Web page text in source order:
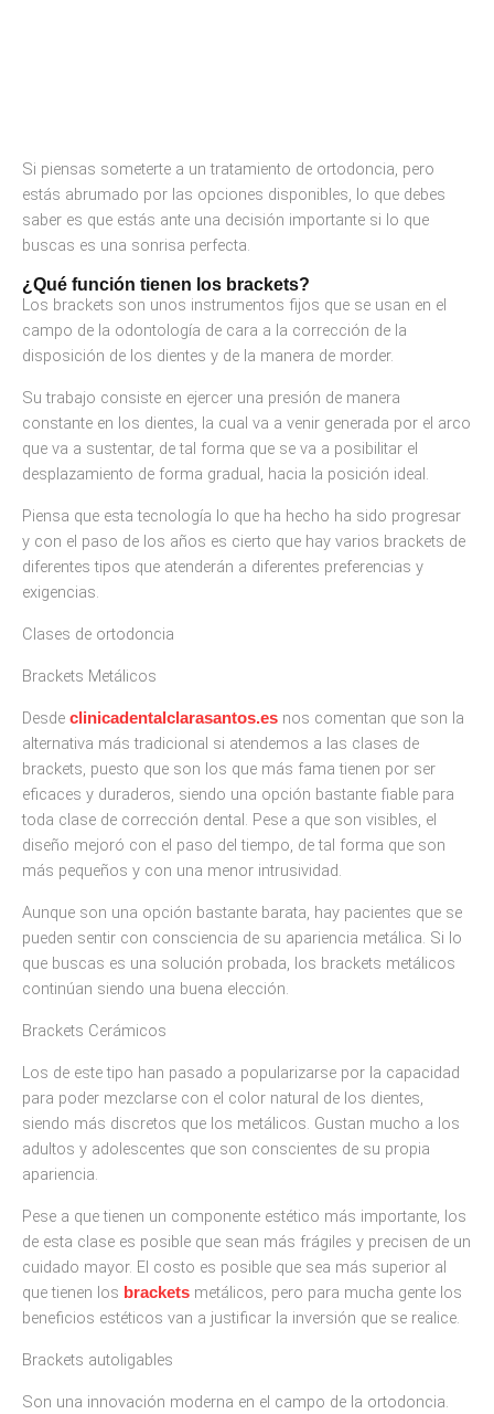
Si piensas someterte a un tratamiento de ortodoncia, pero
estás abrumado por las opciones disponibles, lo que debes
saber es que estás ante una decisión importante si lo que
buscas es una sonrisa perfecta.
¿Qué función tienen los brackets?
Los brackets son unos instrumentos fijos que se usan en el
campo de la odontología de cara a la corrección de la
disposición de los dientes y de la manera de morder.
Su trabajo consiste en ejercer una presión de manera
constante en los dientes, la cual va a venir generada por el arco
que va a sustentar, de tal forma que se va a posibilitar el
desplazamiento de forma gradual, hacia la posición ideal.
Piensa que esta tecnología lo que ha hecho ha sido progresar
y con el paso de los años es cierto que hay varios brackets de
diferentes tipos que atenderán a diferentes preferencias y
exigencias.
Clases de ortodoncia
Brackets Metálicos
Desde clinicadentalclarasantos.es nos comentan que son la
alternativa más tradicional si atendemos a las clases de
brackets, puesto que son los que más fama tienen por ser
eficaces y duraderos, siendo una opción bastante fiable para
toda clase de corrección dental. Pese a que son visibles, el
diseño mejoró con el paso del tiempo, de tal forma que son
más pequeños y con una menor intrusividad.
Aunque son una opción bastante barata, hay pacientes que se
pueden sentir con consciencia de su apariencia metálica. Si lo
que buscas es una solución probada, los brackets metálicos
continúan siendo una buena elección.
Brackets Cerámicos
Los de este tipo han pasado a popularizarse por la capacidad
para poder mezclarse con el color natural de los dientes,
siendo más discretos que los metálicos. Gustan mucho a los
adultos y adolescentes que son conscientes de su propia
apariencia.
Pese a que tienen un componente estético más importante, los
de esta clase es posible que sean más frágiles y precisen de un
cuidado mayor. El costo es posible que sea más superior al
que tienen los brackets metálicos, pero para mucha gente los
beneficios estéticos van a justificar la inversión que se realice.
Brackets autoligables
Son una innovación moderna en el campo de la ortodoncia.